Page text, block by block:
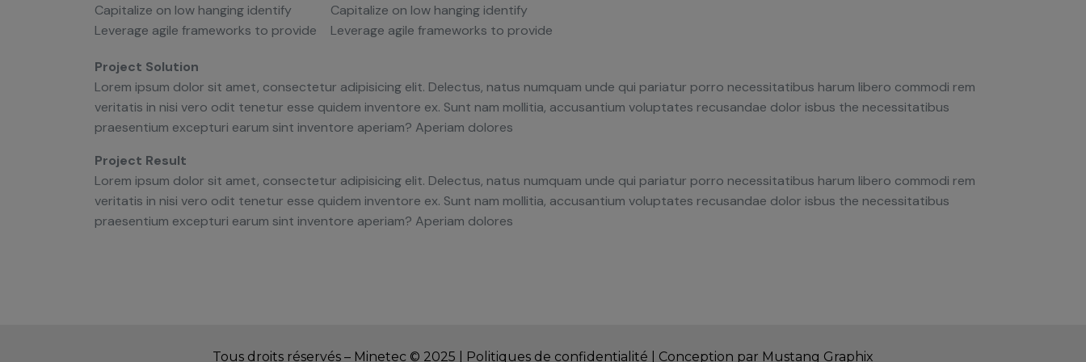
Capitalize on low hanging identify
Leverage agile frameworks to provide
Capitalize on low hanging identify
Leverage agile frameworks to provide
Project Solution
Lorem ipsum dolor sit amet, consectetur adipisicing elit. Delectus, natus numquam unde qui pariatur porro necessitatibus harum libero commodi rem
veritatis in nisi vero odit tenetur esse quidem inventore ex. Sunt nam mollitia, accusantium voluptates recusandae dolor isbus the necessitatibus
praesentium excepturi earum sint inventore aperiam? Aperiam dolores
Project Result
Lorem ipsum dolor sit amet, consectetur adipisicing elit. Delectus, natus numquam unde qui pariatur porro necessitatibus harum libero commodi rem
veritatis in nisi vero odit tenetur esse quidem inventore ex. Sunt nam mollitia, accusantium voluptates recusandae dolor isbus the necessitatibus
praesentium excepturi earum sint inventore aperiam? Aperiam dolores
Tous droits réservés – Minetec © 2025 | Politiques de confidentialité Conception par Mustang Graphix